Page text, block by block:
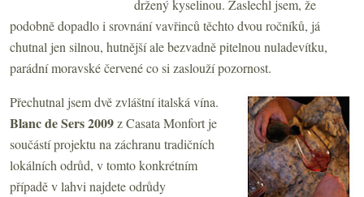
držený kyselinou. Zaslechl jsem, že
podobně dopadlo i srovnání vavřinců těchto dvou ročníků, já
chutnal jen silnou, hutnější ale bezvadně pitelnou nuladevítku,
parádní moravské červené co si zaslouží pozornost.
Přechutnal jsem dvě zvláštní italská vína.
Blanc de Sers 2009z Casata Monfort je
součástí projektu na záchranu tradičních
lokálních odrůd, v tomto konkrétním
případě v lahvi najdete odrůdy